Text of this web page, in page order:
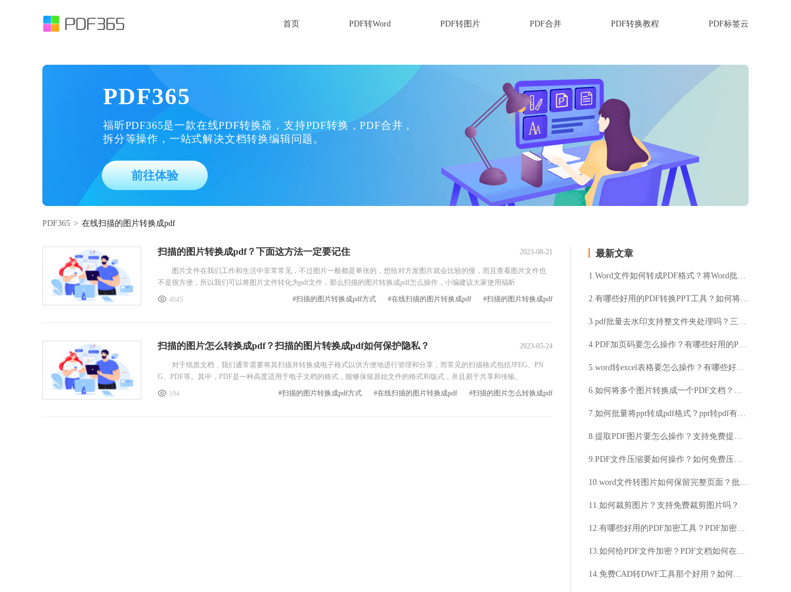
首页 PDF转Word PDF转图片 PDF合并 PDF转换教程 PDF标签云
PDF365
福昕PDF365是一款在线PDF转换器，支持PDF转换，PDF合并，
拆分等操作，一站式解决文档转换编辑问题。
前往体验
PDF365 > 在线扫描的图片转换成pdf
扫描的图片转换成pdf？下面这方法一定要记住 2023-08-21
图片文件在我们工作和生活中非常常见，不过图片一般都是单张的，想给对方发图片就会比较的慢，而且查看图片文件也
不是很方便，所以我们可以将图片文件转化为pdf文件，那么扫描的图片转换成pdf怎么操作，小编建议大家使用福昕
4045 #扫描的图片转换成pdf
#在线扫描的图片转换成pdf
#扫描的图片转换成pdf方式
扫描的图片怎么转换成pdf？扫描的图片转换成pdf如何保护隐私？ 2023-05-24
对于纸质文档，我们通常需要将其扫描并转换成电子格式以供方便地进行管理和分享，而常见的扫描格式包括JPEG、PN
G、PDF等。其中，PDF是一种高度适用于电子文档的格式，能够保留原始文件的格式和版式，并且易于共享和传输。
194 #扫描的图片怎么转换成pdf
#在线扫描的图片转换成pdf
#扫描的图片转换成pdf方式
最新文章
1.Word文件如何转成PDF格式？将Word批量转成PDF要怎么操作？
2.有哪些好用的PDF转换PPT工具？如何将PDF转换成PPT文件？
3.pdf批量去水印支持整文件夹处理吗？三款好用的PDF批量去水印工具！
4.PDF加页码要怎么操作？有哪些好用的PDF加页码方法？
5.word转excel表格要怎么操作？有哪些好用的word转换exce表格方法？
6.如何将多个图片转换成一个PDF文档？批量图片转PDF要怎么操作？
7.如何批量将ppt转成pdf格式？ppt转pdf有哪些好用的工具？
8.提取PDF图片要怎么操作？支持免费提取PDF图片吗？
9.PDF文件压缩要如何操作？如何免费压缩PDF文件？
10.word文件转图片如何保留完整页面？批量Word文件转图片用什么工具？
11.如何裁剪图片？支持免费裁剪图片吗？
12.有哪些好用的PDF加密工具？PDF加密要怎么操作？
13.如何给PDF文件加密？PDF文档如何在线加密？
14.免费CAD转DWF工具那个好用？如何将CAD转成DWF格式？